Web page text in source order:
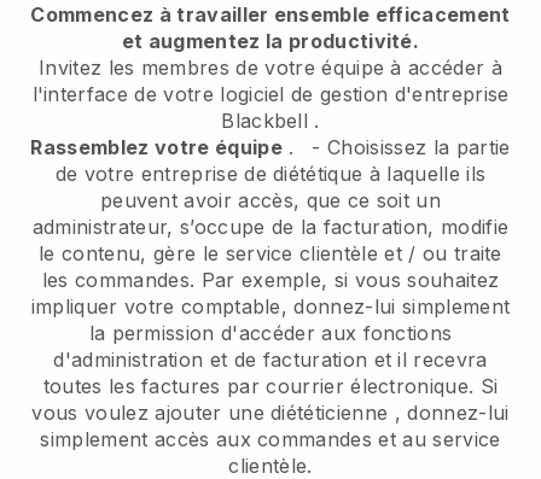
Commencez à travailler ensemble efficacement
et augmentez la productivité.
Invitez les membres de votre équipe à accéder à
l'interface de votre logiciel de gestion d'entreprise
Blackbell .
Rassemblez votre équipe. -Choisissez la partie
de votre entreprise de diététique à laquelle ils
peuvent avoir accès, que ce soit un
administrateur, s’occupe de la facturation, modifie
le contenu, gère le service clientèle et / ou traite
les commandes. Par exemple, si vous souhaitez
impliquer votre comptable, donnez-lui simplement
la permission d'accéder aux fonctions
d'administration et de facturation et il recevra
toutes les factures par courrier électronique. Si
vous voulez ajouter une diététicienne , donnez-lui
simplement accès aux commandes et au service
clientèle.